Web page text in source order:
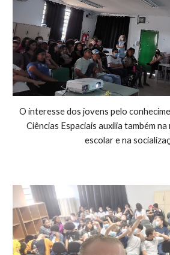
O interesse dos jovens pelo
Ciências Espaciais auxilia também
escolar e na